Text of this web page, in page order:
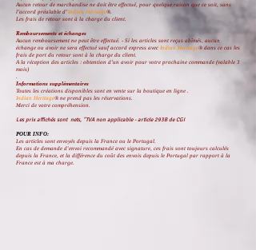
Aucun retour de marchandise ne doit être effectué, pour quelque raison que ce soit, sans
l’accord préalable d’Indian Héritage®.
Les frais de retour sont à la charge du client.
Remboursements et échanges
Aucun remboursement ne peut être effectué. - Si les articles sont reçus abîmés, aucun
échange ou avoir ne sera effectué sauf accord express avec Indian Heritage® dans ce cas les
frais de port du retour sont à la charge du client.
A la réception des articles : obtention d’un avoir pour votre prochaine commande (valable 3
mois)
.
Informations supplémentaires
Toutes les créations disponibles sont en vente sur la boutique en ligne .
Indian Heritage® ne prend pas les réservations.
Merci de votre compréhension.
Les prix affichés sont nets, "TVA non applicable - article 293B de CGI
POUR INFO:
Les articles sont envoyés depuis la France ou le Portugal.
En cas de demande d'envoi recommandé avec signature, ces frais sont toujours calculés
depuis la France, et la différence du coût des envois depuis le Portugal par rapport à la
France est à ma charge.